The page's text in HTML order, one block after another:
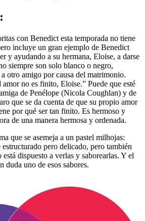
con Benedict esta temporada no tiene
incluye un gran ejemplo de Benedict
y ayudando a su hermana, Eloise, a darse
siempre son solo blanco o negro,
otro amigo por causa del matrimonio.
no es finito, Eloise.” Puede que esté
de Penélope (Nicola Coughlan) y de
que se da cuenta de que su propio amor
por qué ser tan finito. Es hermoso y
de una manera hermosa y ordenada.
que se asemeja a un pastel milhojas:
pero delicado, pero también
dispuesto a verlas y saborearlas. Y el
duda uno de esos sabores.